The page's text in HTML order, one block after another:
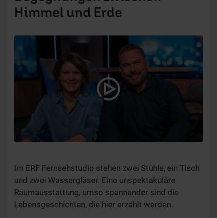
Himmel und Erde
Video
abspielen
Im ERF Fernsehstudio stehen zwei Stühle, ein Tisch
und zwei Wassergläser. Eine unspektakuläre
Raumausstattung, umso spannender sind die
Lebensgeschichten, die hier erzählt werden.